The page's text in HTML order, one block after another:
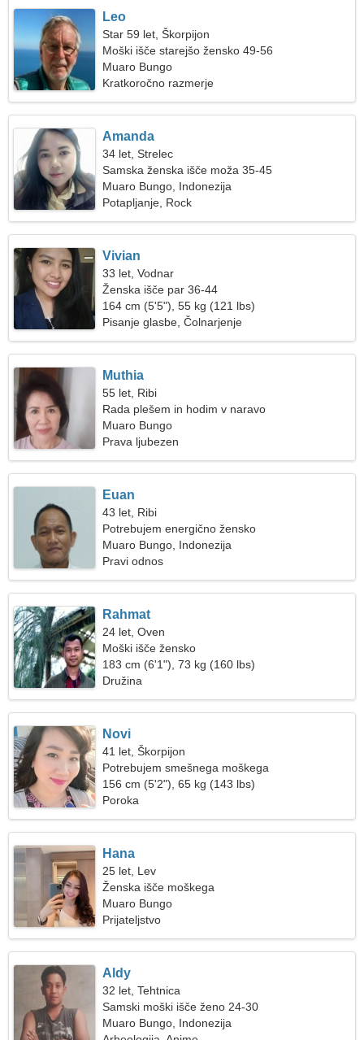
Leo
Star 59 let, Škorpijon
Moški išče starejšo žensko 49-56
Muaro Bungo
Kratkoročno razmerje
Amanda
34 let, Strelec
Samska ženska išče moža 35-45
Muaro Bungo, Indonezija
Potapljanje, Rock
Vivian
33 let, Vodnar
Ženska išče par 36-44
164 cm (5'5"), 55 kg (121 lbs)
Pisanje glasbe, Čolnarjenje
Muthia
55 let, Ribi
Rada plešem in hodim v naravo
Muaro Bungo
Prava ljubezen
Euan
43 let, Ribi
Potrebujem energično žensko
Muaro Bungo, Indonezija
Pravi odnos
Rahmat
24 let, Oven
Moški išče žensko
183 cm (6'1"), 73 kg (160 lbs)
Družina
Novi
41 let, Škorpijon
Potrebujem smešnega moškega
156 cm (5'2"), 65 kg (143 lbs)
Poroka
Hana
25 let, Lev
Ženska išče moškega
Muaro Bungo
Prijateljstvo
Aldy
32 let, Tehtnica
Samski moški išče ženo 24-30
Muaro Bungo, Indonezija